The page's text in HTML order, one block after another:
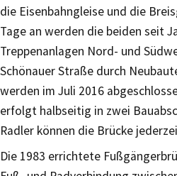
die Eisenbahngleise und die
Tage an werden die beiden seit
Treppenanlagen Nord- und
Schönauer Straße durch
werden im Juli 2016
erfolgt halbseitig in zwei
Radler können die Brücke
Die 1983 errichtete